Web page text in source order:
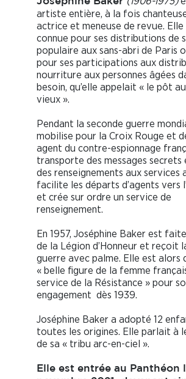
artiste entière, à la fois
actrice et meneuse de revue. Elle
connue pour ses distributions de
populaire aux sans-abri de Paris
pour ses participations aux
nourriture aux personnes âgées
besoin, qu’elle appelait « le pôt
vieux ».
Pendant la seconde guerre
mobilise pour la Croix Rouge et
agent du contre-espionnage
transporte des messages
des renseignements aux services
facilite les départs d’agents vers
et crée sur ordre un service de
renseignement.
En 1957, Joséphine Baker est
de la Légion d’Honneur et reçoit
guerre avec palme. Elle est alors
« belle figure de la femme
service de la Résistance » pour
engagement dès 1939.
Joséphine Baker a adopté 12
toutes les origines. Elle parlait à
de sa « tribu arc-en-ciel ».
Elle est entrée au Panthéon